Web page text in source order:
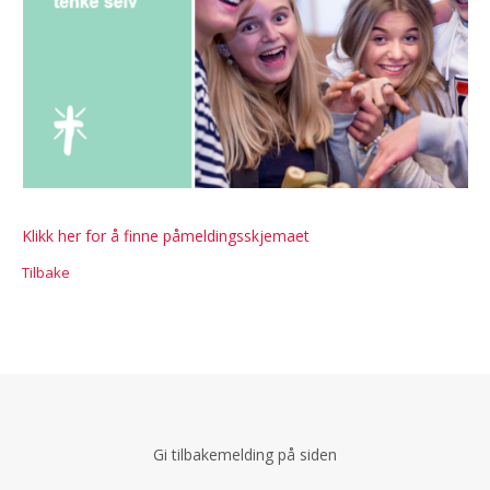
Klikk her for å finne påmeldingsskjemaet
Tilbake
Gi tilbakemelding på siden